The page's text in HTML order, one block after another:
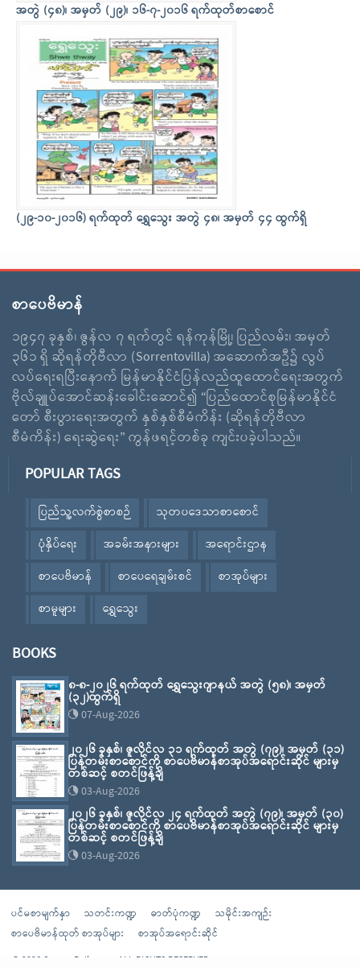
အတွဲ (၄၈)၊ အမှတ် (၂၉)၊ ၁၆-၇-၂၀၁၆ ရက်ထုတ်စာစောင်
(၂၉-၁၀-၂၀၁၆) ရက်ထုတ် ရွှေသွေး အတွဲ ၄၈၊ အမှတ် ၄၄ ထွက်ရှိ
စာပေဗိမာန်
၁၉၄၇ ခုနှစ်၊ ဇွန်လ ၇ ရက်တွင် ရန်ကုန်မြို့၊ ပြည်လမ်း၊ အမှတ်
၃၆၁ ရှိ ဆိုရန်တိုဗီလာ (Sorrentovilla) အဆောက်အဦ၌ လွပ်
လပ်ရေးရပြီးနောက် မြန်မာနိုင်ငံပြန်လည်ထူထောင်ရေးအတွက်
ဗိုလ်ချူပ်အောင်ဆန်းခေါင်းဆောင်၍ “ပြည်ထောင်စုမြန်မာနိုင်ငံ
တော် စီးပွားရေးအတွက် နှစ်နှစ်စီမံကိန်း (ဆိုရန်တိုဗီလာ
စီမံကိန်း) ရေးဆွဲရေး” ကွန်ဖရင့်တစ်ခု ကျင်းပခဲ့ပါသည်။
POPULAR TAGS
ပြည်သူ့လက်စွဲစာစဉ်
သုတပဒေသာစာစောင်
ပုံနှိပ်ရေး
အခမ်းအနားများ
အရောင်းဌာန
စာပေဗိမာန်
စာပေရေချမ်းစင်
စာအုပ်များ
စာမူများ
ရွှေသွေး
BOOKS
၈-၈-၂၀၂၆ ရက်ထုတ် ရွှေသွေးဂျာနယ် အတွဲ (၅၈)၊ အမှတ်
(၃၂)ထွက်ရှိ
07-Aug-2026
၂၀၂၆ ခုနှစ်၊ ဇူလိုင်လ ၃၁ ရက်ထုတ် အတွဲ (၇၉)၊ အမှတ် (၃၁)
ပြန်တမ်းစာစောင်ကို စာပေဗိမာန်စာအုပ်အရောင်းဆိုင် များမှ
တစ်ဆင့် စတင်ဖြန့်ချိ
03-Aug-2026
၂၀၂၆ ခုနှစ်၊ ဇူလိုင်လ ၂၄ ရက်ထုတ် အတွဲ (၇၉)၊ အမှတ် (၃၀)
ပြန်တမ်းစာစောင်ကို စာပေဗိမာန်စာအုပ်အရောင်းဆိုင် များမှ
တစ်ဆင့် စတင်ဖြန့်ချိ
03-Aug-2026
ပင်မစာမျက်နှာ သတင်းကဏ္ဍ ဓာတ်ပုံကဏ္ဍ
သမိုင်းအကျဉ်း
စာပေဗိမာန်ထုတ် စာအုပ်များ
စာအုပ်အရောင်းဆိုင်
© 2026 Sarpay Beikman - ALL RIGHTS RESERVED